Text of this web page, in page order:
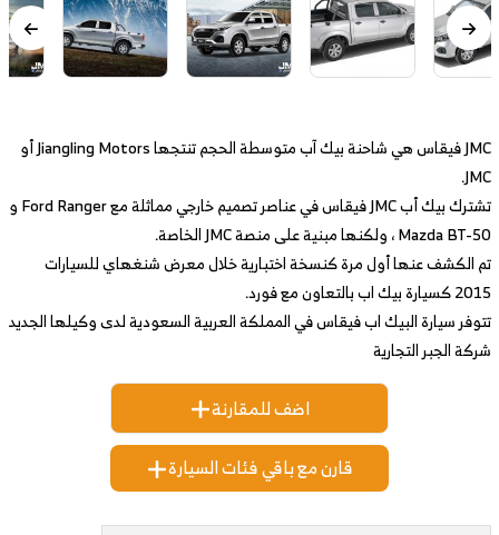
JMC فيقاس هي شاحنة بيك آب متوسطة الحجم تنتجها Jiangling Motors أو
JMC.
تشترك بيك أب JMC فيقاس في عناصر تصميم خارجي مماثلة مع Ford Ranger و
Mazda BT-50 ، ولكنها مبنية على منصة JMC الخاصة.
تم الكشف عنها أول مرة كنسخة اختبارية خلال معرض شنغهاي للسيارات
2015 كسيارة بيك اب بالتعاون مع فورد.
تتوفر سيارة البيك اب فيقاس في المملكة العربية السعودية لدى وكيلها الجديد
شركة الجبر التجارية
اضف للمقارنة
قارن مع باقي فئات السيارة